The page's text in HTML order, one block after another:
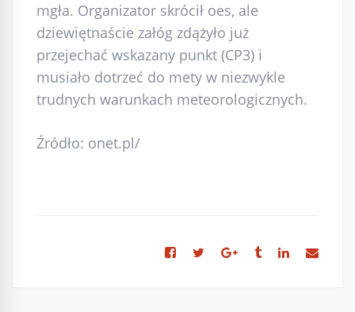
mgła. Organizator skrócił oes, ale
dziewiętnaście załóg zdążyło już
przejechać wskazany punkt (CP3) i
musiało dotrzeć do mety w niezwykle
trudnych warunkach meteorologicznych.
Źródło: onet.pl/